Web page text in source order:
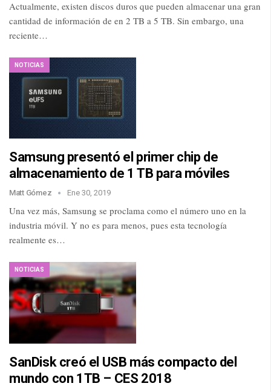
Actualmente, existen discos duros que pueden almacenar una gran
cantidad de información de en 2 TB a 5 TB. Sin embargo, una
reciente…
NOTICIAS
Samsung presentó el primer chip de
almacenamiento de 1 TB para móviles
Matt Gómez Ene 30, 2019
Una vez más, Samsung se proclama como el número uno en la
industria móvil. Y no es para menos, pues esta tecnología
realmente es…
NOTICIAS
SanDisk creó el USB más compacto del
mundo con 1TB – CES 2018